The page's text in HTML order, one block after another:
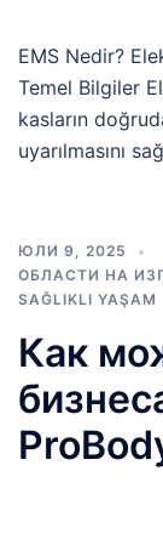
EMS Nedir?
Temel Bilgiler
kasların
uyarılmasını
ЮЛИ 9, 2025
ОБЛАСТИ НА
SAĞLIKLI YAŞAM
Как